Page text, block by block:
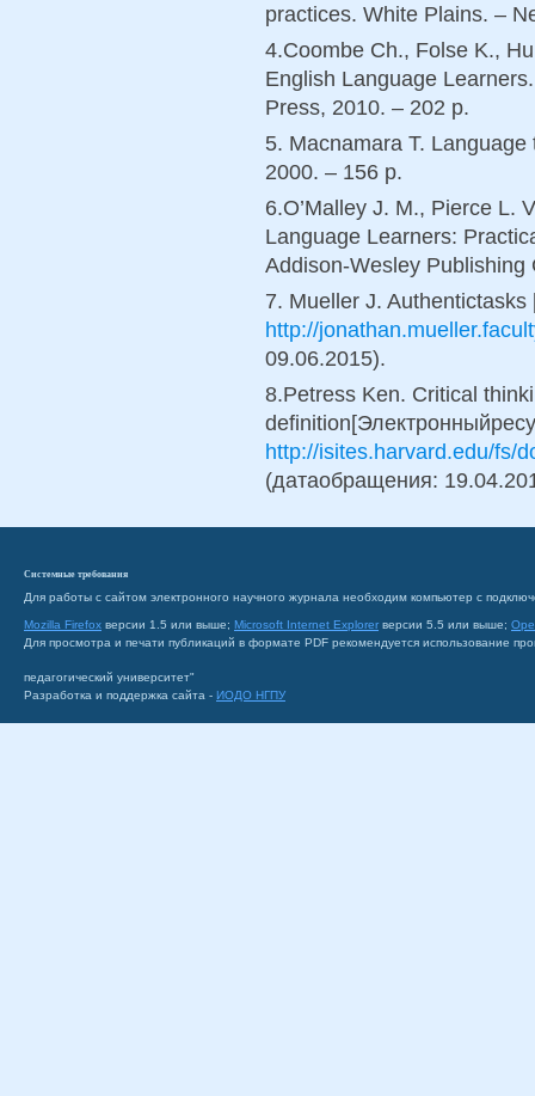
practices. White Plains. –
4.Coombe Ch., Folse K.,
English Language
Press, 2010. – 202 p.
5. Macnamara T.
2000. – 156 p.
6.O’Malley J. M., Pierce L.
Language Learners:
Addison-Wesley
7. Mueller J.
http://
09.06.2015).
8.Petress Ken. Critical
http://isites.harvard.edu/fs/
(датаобращения:
Системные требования
Для работы с сайтом электронного научного журнала необходим компьютер с
Mozilla Firefox версии 1.5 или выше; Microsoft Internet Explorer версии 5.5 или выше;
Для просмотра и печати публикаций в формате PDF рекомендуется использование
педагогический университет"
Разработка и поддержка сайта - ИОДО НГПУ